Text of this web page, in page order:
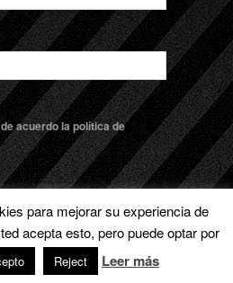
acuerdo la política de
Cheese Man |Aviso legal
para mejorar su experiencia de
acepta esto, pero puede optar por
Reject Leer más